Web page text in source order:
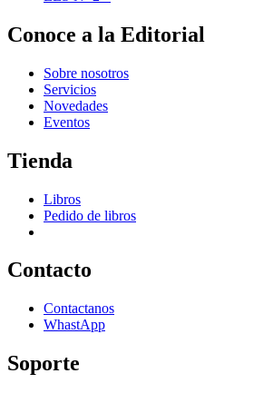
Conoce a la Editorial
Sobre nosotros
Servicios
Novedades
Eventos
Tienda
Libros
Pedido de libros
Contacto
Contactanos
WhastApp
Soporte